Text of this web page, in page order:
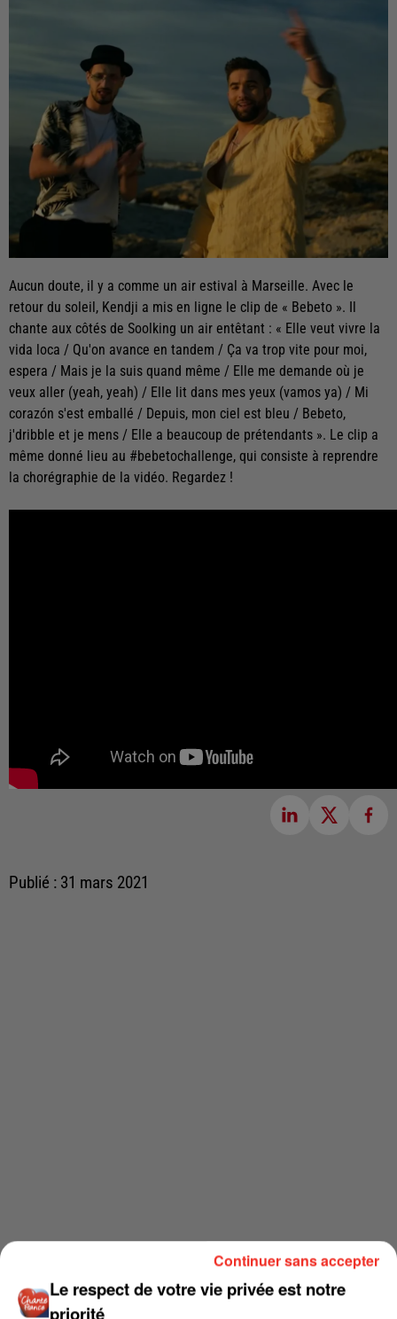
Aucun doute, il y a comme un air estival à Marseille. Avec le
retour du soleil, Kendji a mis en ligne le clip de « Bebeto ». Il
chante aux côtés de Soolking un air entêtant : « Elle veut vivre la
vida loca / Qu'on avance en tandem / Ça va trop vite pour moi,
espera / Mais je la suis quand même / Elle me demande où je
veux aller (yeah, yeah) / Elle lit dans mes yeux (vamos ya) / Mi
corazón s'est emballé / Depuis, mon ciel est bleu / Bebeto,
j'dribble et je mens / Elle a beaucoup de prétendants ». Le clip a
même donné lieu au #bebetochallenge, qui consiste à reprendre
la chorégraphie de la vidéo. Regardez !
Publié : 31 mars 2021
Le respect de votre vie privée est notre
priorité
Continuer sans accepter